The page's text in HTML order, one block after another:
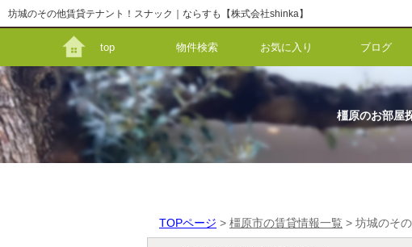
坊城のその他賃貸テナント！スナック｜ならすも【株式会社shinka】
top 物件検索 お気に入り ブログ
橿原のお部屋
TOPページ > 橿原市の賃貸情報一覧 > 坊城のそ